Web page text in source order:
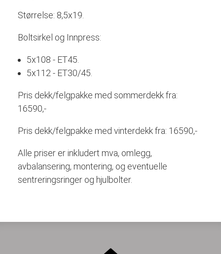
Størrelse: 8,5x19.
Boltsirkel og Innpress:
5x108 - ET45.
5x112 - ET30/45.
Pris dekk/felgpakke med sommerdekk fra:
16590,-
Pris dekk/felgpakke med vinterdekk fra: 16590,-
Alle priser er inkludert mva, omlegg,
avbalansering, montering, og eventuelle
sentreringsringer og hjulbolter.